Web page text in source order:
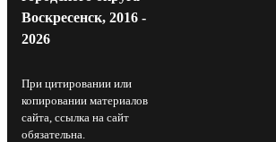
Воскресенск, 2016 -
2026
При цитировании или
копировании материалов
сайта, ссылка на сайт
обязательна.